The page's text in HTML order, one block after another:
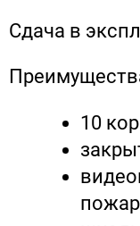
Сдача в
10